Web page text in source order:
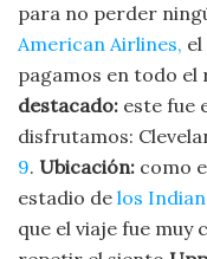
para no perder
American Airlines,
pagamos en todo
destacado: este fue
disfrutamos:
9. Ubicación: como
estadio de los
que el viaje fue